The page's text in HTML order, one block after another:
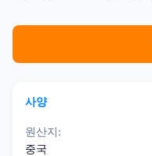
사양
원산지:
중국